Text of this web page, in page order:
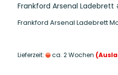
Frankford Arsenal
Frankford Arsenal Ladebrett
Lieferzeit: ca. 2 Wochen